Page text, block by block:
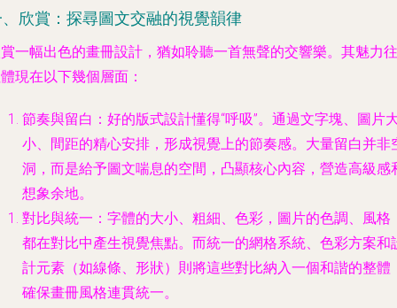
欣賞：探尋圖文交融的視覺韻律
一幅出色的畫冊設計，猶如聆聽一首無聲的交響樂。其魅力往
現在以下幾個層面：
節奏與留白 ：好的版式設計懂得“呼吸”。通過文字塊、圖片
小、間距的精心安排，形成視覺上的節奏感。大量留白并非
洞，而是給予圖文喘息的空間，凸顯核心內容，營造高級感
想象余地。
對比與統一 ：字體的大小、粗細、色彩，圖片的色調、風格
都在對比中產生視覺焦點。而統一的網格系統、色彩方案和
計元素（如線條、形狀）則將這些對比納入一個和諧的整體
確保畫冊風格連貫統一。